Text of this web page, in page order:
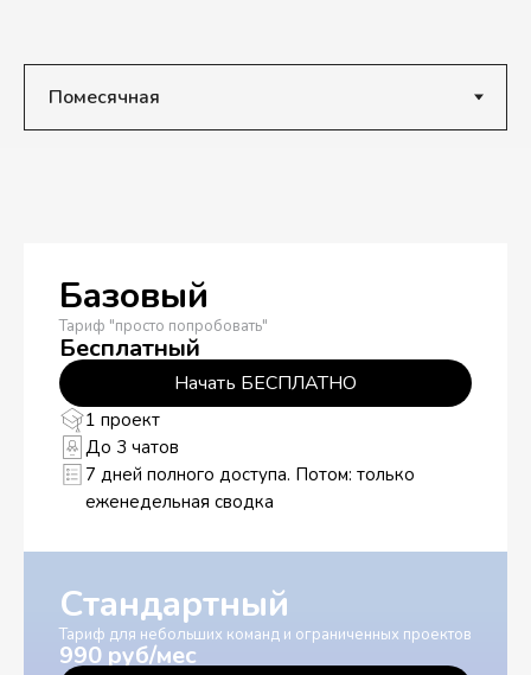
Базовый
Тариф "просто попробовать"
Бесплатный
Начать БЕСПЛАТНО
1 проект
До 3 чатов
7 дней полного доступа. Потом: только
еженедельная сводка
Стандартный
Тариф для небольших команд и ограниченных проектов
990 руб/мес